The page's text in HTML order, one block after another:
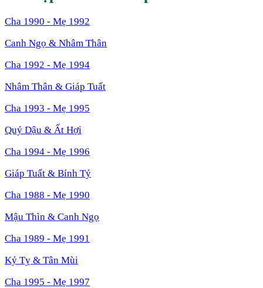
Cha 1990 - Mẹ 1992
Canh Ngọ & Nhâm Thân
Cha 1992 - Mẹ 1994
Nhâm Thân & Giáp Tuất
Cha 1993 - Mẹ 1995
Quý Dậu & Ất Hợi
Cha 1994 - Mẹ 1996
Giáp Tuất & Bính Tý
Cha 1988 - Mẹ 1990
Mậu Thìn & Canh Ngọ
Cha 1989 - Mẹ 1991
Kỷ Tỵ & Tân Mùi
Cha 1995 - Mẹ 1997